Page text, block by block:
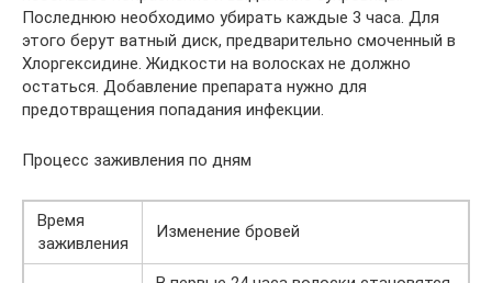
Последнюю необходимо убирать каждые 3 часа. Для
этого берут ватный диск, предварительно смоченный в
Хлоргексидине. Жидкости на волосках не должно
остаться. Добавление препарата нужно для
предотвращения попадания инфекции.
Процесс заживления по дням
Время
заживления
Изменение бровей